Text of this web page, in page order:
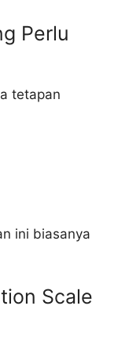
Perlu
tetapan
ini biasanya
Scale